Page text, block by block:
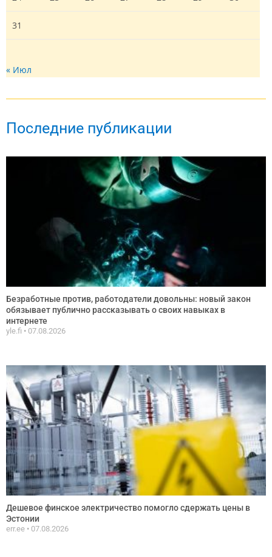
31
« Июл
Последние публикации
Безработные против, работодатели довольны: новый закон
обязывает публично рассказывать о своих навыках в
интернете
yle.fi 07.08.2026
Дешевое финское электричество помогло сдержать цены в
Эстонии
err.ee 07.08.2026